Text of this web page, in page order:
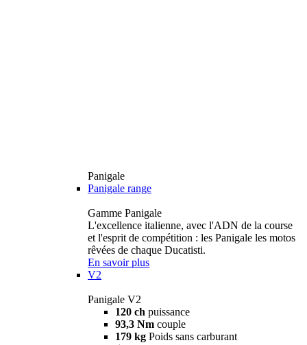
Panigale
Panigale range
Gamme Panigale
L'excellence italienne, avec l'ADN de la course
et l'esprit de compétition : les Panigale les motos
rêvées de chaque Ducatisti.
En savoir plus
V2
Panigale V2
120 ch puissance
93,3 Nm couple
179 kg Poids sans carburant